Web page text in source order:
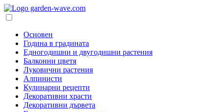
Основен
Година в градината
Едногодишни и двугодишни растения
Балконни цветя
Луковични растения
Алпинисти
Кулинарни рецепти
Декоративни храсти
Декоративни дървета